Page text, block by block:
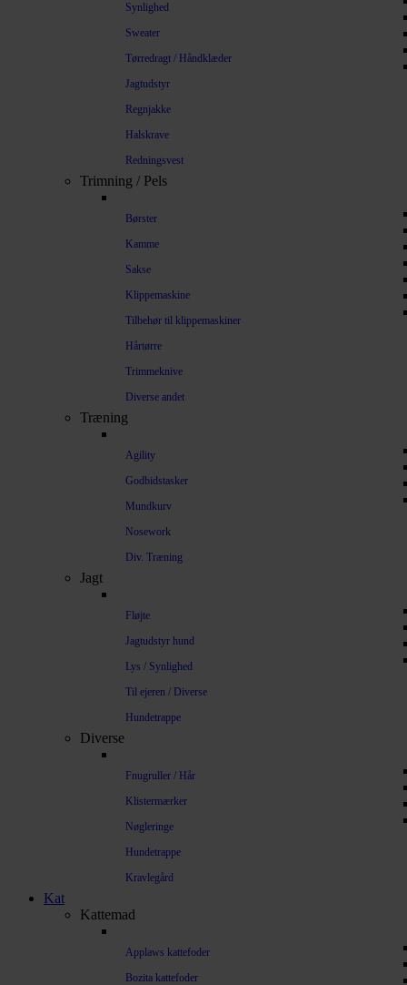
Synlighed
Sweater
Tørredragt / Håndklæder
Jagtudstyr
Regnjakke
Halskrave
Redningsvest
Trimning / Pels
Børster
Kamme
Sakse
Klippemaskine
Tilbehør til klippemaskiner
Hårtørre
Trimmeknive
Diverse andet
Træning
Agility
Godbidstasker
Mundkurv
Nosework
Div. Træning
Jagt
Fløjte
Jagtudstyr hund
Lys / Synlighed
Til ejeren / Diverse
Hundetrappe
Diverse
Fnugruller / Hår
Klistermærker
Nøgleringe
Hundetrappe
Kravlegård
Kat
Kattemad
Applaws kattefoder
Bozita kattefoder